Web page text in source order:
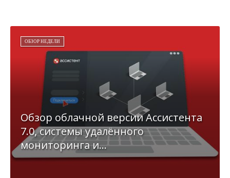
ОБЗОР НЕДЕЛИ
Обзор облачной версии Ассистента
7.0, системы удалённого
мониторинга и...